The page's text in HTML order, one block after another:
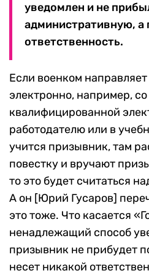
уведомлен и не
административную, а
ответственность.
Если военком
электронно, например,
квалифицированной
работодателю или в
учится призывник, там
повестку и вручают
то это будет считаться
А он [Юрий Гусаров]
это тоже. Что касается
ненадлежащий способ
призывник не прибудет
несет никакой